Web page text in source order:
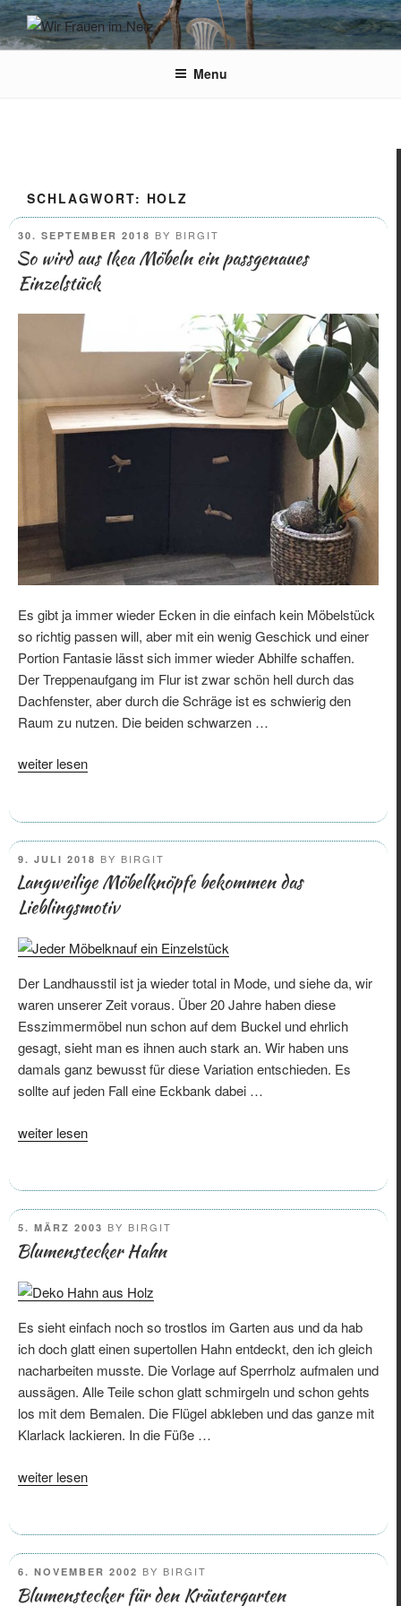
Skip
to
contentWir Frauen im Netz
Der Treffpunkt für Frauen im Internet, aber auch Männer sind
Menu
SCHLAGWORT: HOLZ
POSTED
ON
30. SEPTEMBER 2018 BY BIRGIT
So wird aus Ikea Möbeln ein passgenaues
Einzelstück
Es gibt ja immer wieder Ecken in die einfach kein Möbelstück
so richtig passen will, aber mit ein wenig Geschick und einer
Portion Fantasie lässt sich immer wieder Abhilfe schaffen.
Der Treppenaufgang im Flur ist zwar schön hell durch das
Dachfenster, aber durch die Schräge ist es schwierig den
Raum zu nutzen. Die beiden schwarzen …
weiter lesen„So
Ikea
passgenaues
Einzelstück“
POSTED
ON
9. JULI 2018 BY BIRGIT
Langweilige Möbelknöpfe bekommen das
Lieblingsmotiv
Der Landhausstil ist ja wieder total in Mode, und siehe da, wir
waren unserer Zeit voraus. Über 20 Jahre haben diese
Esszimmermöbel nun schon auf dem Buckel und ehrlich
gesagt, sieht man es ihnen auch stark an. Wir haben uns
damals ganz bewusst für diese Variation entschieden. Es
sollte auf jeden Fall eine Eckbank dabei …
weiter lesen„Langweilige
das
POSTED
ON
5. MÄRZ 2003 BY BIRGIT
Blumenstecker Hahn
Es sieht einfach noch so trostlos im Garten aus und da hab
ich doch glatt einen supertollen Hahn entdeckt, den ich gleich
nacharbeiten musste. Die Vorlage auf Sperrholz aufmalen und
aussägen. Alle Teile schon glatt schmirgeln und schon gehts
los mit dem Bemalen. Die Flügel abkleben und das ganze mit
Klarlack lackieren. In die Füße …
weiter lesen„Blumenstecker
POSTED
ON
6. NOVEMBER 2002 BY BIRGIT
Blumenstecker für den Kräutergarten